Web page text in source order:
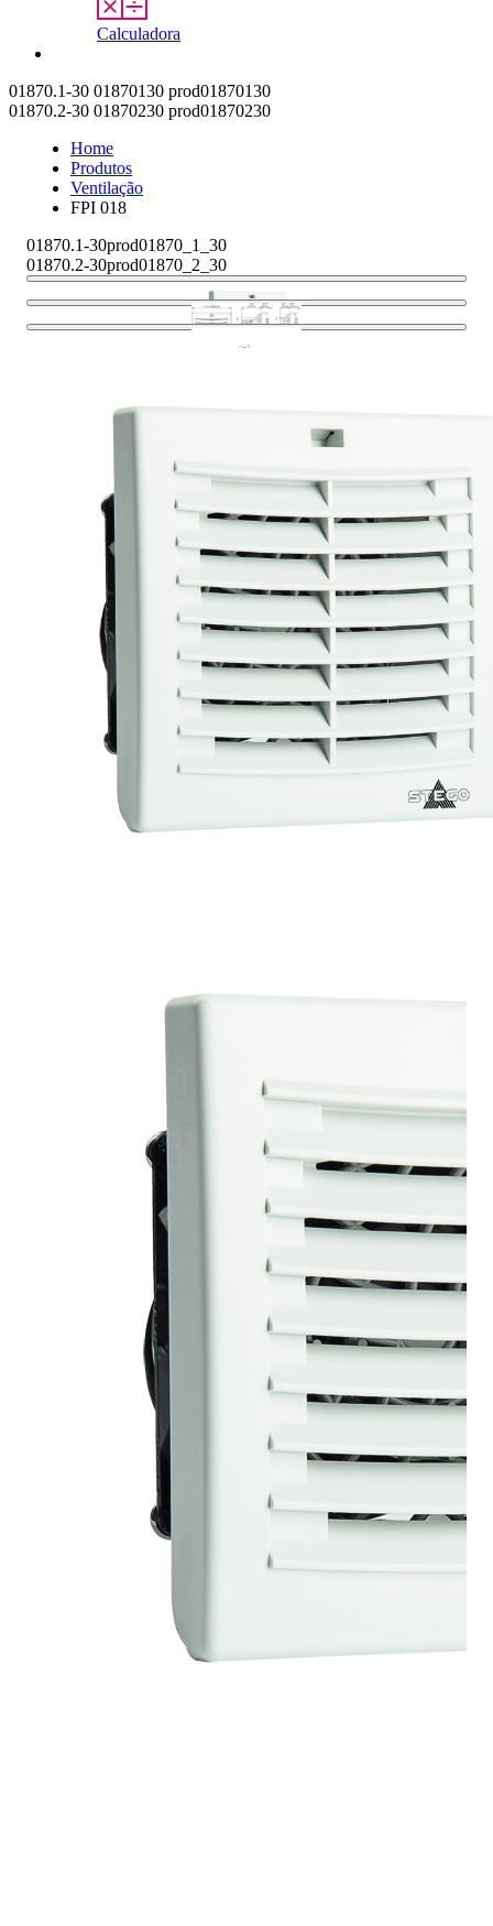
Calculadora
01870.1-30 01870130 prod01870130
01870.2-30 01870230 prod01870230
Home
Produtos
Ventilação
FPI 018
01870.1-30prod01870_1_30
01870.2-30prod01870_2_30